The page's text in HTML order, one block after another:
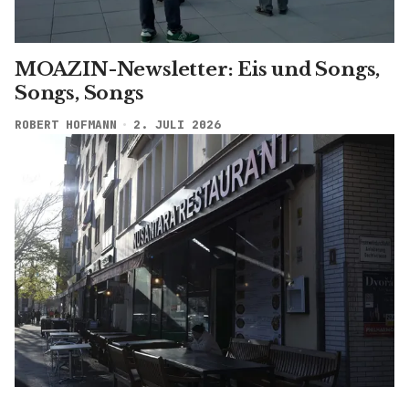
MOAZIN-Newsletter: Eis und Songs,
Songs, Songs
ROBERT HOFMANN 2. JULI 2026